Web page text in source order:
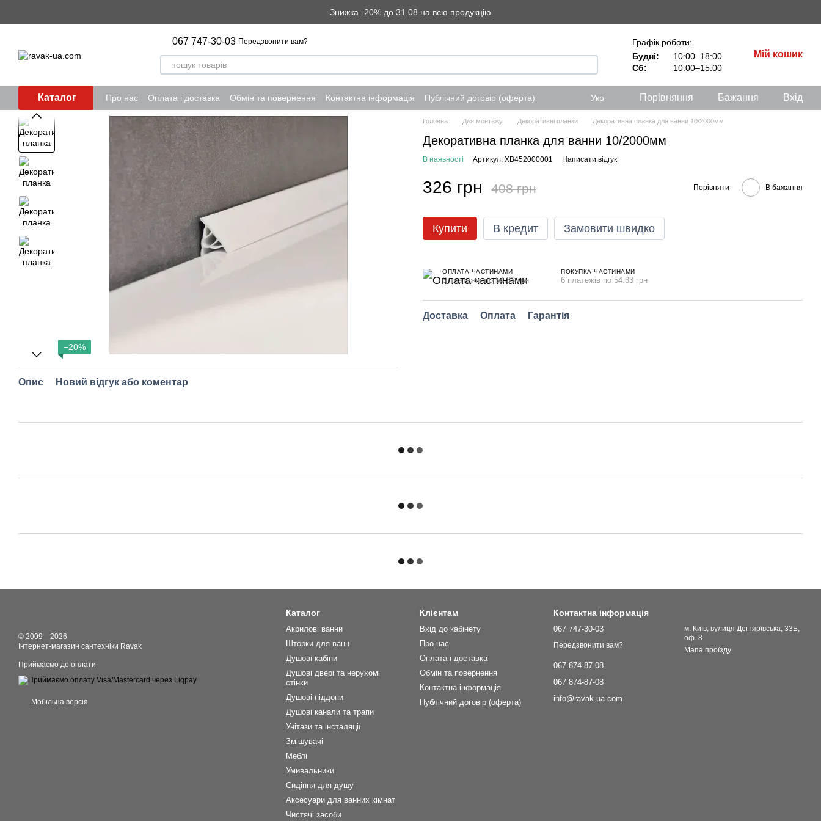
Знижка -20% до 31.08 на всю продукцію
067 747-30-03 Передзвонити вам?
Графік роботи:
Будні:
10:00–18:00
Сб:
10:00–15:00
Мій кошик
Каталог Про нас Оплата і доставка Обмін та повернення Контактна інформація Публічний договір (оферта) Укр Порівняння Бажання Вхід
−20%
Опис Новий відгук або коментар
Головна Для монтажу Декоративні планки Декоративна планка для ванни 10/2000мм
Декоративна планка для ванни 10/2000мм
В наявності Артикул: XB452000001 Написати відгук
326 грн 408 грн Порівняти В бажання
Купити В кредит Замовити швидко
ОПЛАТА ЧАСТИНАМИ
6 платежів по 54.33 грн
ПОКУПКА ЧАСТИНАМИ
6 платежів по 54.33 грн
Доставка Оплата Гарантія
© 2009—2026
Інтернет-магазин сантехніки Ravak
Приймаємо до оплати
Мобільна версія
Каталог
Акрилові ванни
Шторки для ванн
Душові кабіни
Душові двері та нерухомі
стінки
Душові піддони
Душові канали та трапи
Унітази та інсталяції
Змішувачі
Меблі
Умивальники
Сидіння для душу
Аксесуари для ванних кімнат
Чистячі засоби
Клієнтам
Вхід до кабінету
Про нас
Оплата і доставка
Обмін та повернення
Контактна інформація
Публічний договір (оферта)
Контактна інформація
067 747-30-03
Передзвонити вам?
067 874-87-08
067 874-87-08
info@ravak-ua.com
м. Київ, вулиця Дегтярівська, 33Б,
оф. 8
Мапа проїзду